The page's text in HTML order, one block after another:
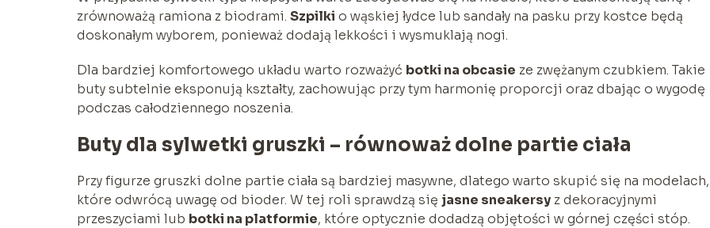
zrównoważą ramiona z biodrami. Szpilki o wąskiej łydce lub sandały na pasku przy kostce będą
doskonałym wyborem, ponieważ dodają lekkości i wysmuklają nogi.
Dla bardziej komfortowego układu warto rozważyć botki na obcasie ze zwężanym czubkiem. Takie
buty subtelnie eksponują kształty, zachowując przy tym harmonię proporcji oraz dbając o wygodę
podczas całodziennego noszenia.
Buty dla sylwetki gruszki – równoważ dolne partie ciała
Przy figurze gruszki dolne partie ciała są bardziej masywne, dlatego warto skupić się na modelach,
które odwrócą uwagę od bioder. W tej roli sprawdzą się jasne sneakersy z dekoracyjnymi
przeszyciami lub botki na platformie, które optycznie dodadzą objętości w górnej części stóp.